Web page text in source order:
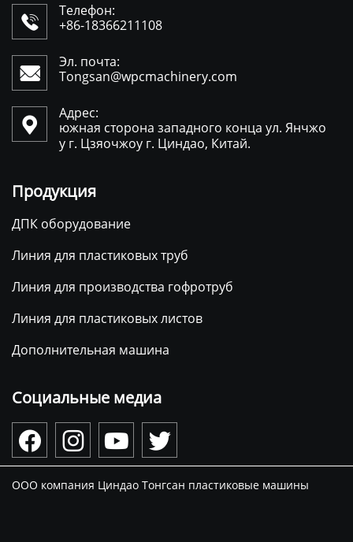

Телефон:
+86-18366211108

Эл. почта:
Tongsan@wpcmachinery.com

Адрес:
южная сторона западного конца ул. Янчжо
у г. Цзяочжоу г. Циндао, Китай.
Продукция
ДПК оборудование
Линия для пластиковых труб
Линия для производства гофротруб
Линия для пластиковых листов
Дополнительная машина
Социальные медиа
   
ООО компания Циндао Тонгсан пластиковые машины